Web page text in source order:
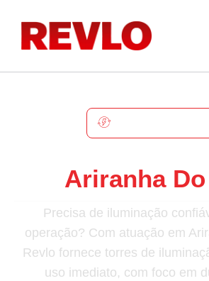
Ariranha
Precisa de iluminação
operação? Com atuação em
Revlo fornece torres de
uso imediato, com foco em